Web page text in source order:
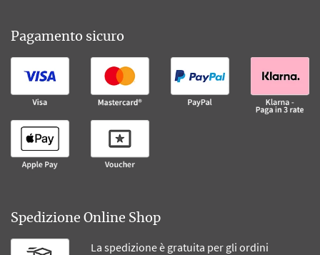
Pagamento sicuro
Spedizione Online Shop
La spedizione è gratuita per gli ordini